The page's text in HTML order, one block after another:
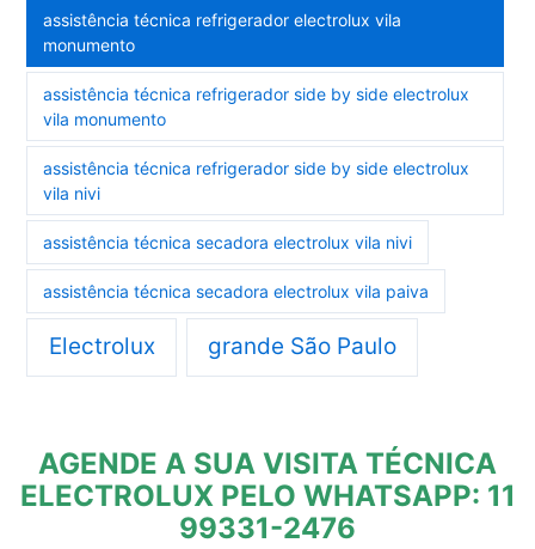
assistência técnica refrigerador electrolux vila
monumento
assistência técnica refrigerador side by side electrolux
vila monumento
assistência técnica refrigerador side by side electrolux
vila nivi
assistência técnica secadora electrolux vila nivi
assistência técnica secadora electrolux vila paiva
Electrolux grande São Paulo
AGENDE A SUA VISITA TÉCNICA
ELECTROLUX PELO WHATSAPP: 11
99331-2476